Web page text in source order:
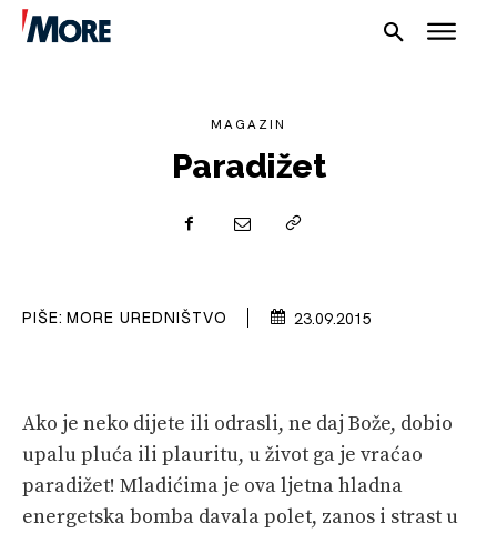
PLOVILA
SPIZA
VELIKE PRIČE
PRETPLATA
MAGAZIN
Paradižet
PIŠE: MORE UREDNIŠTVO 23.09.2015
Ako je neko dijete ili odrasli, ne daj Bože, dobio
upalu pluća ili plauritu, u život ga je vraćao
paradižet! Mladićima je ova ljetna hladna
energetska bomba davala polet, zanos i strast u